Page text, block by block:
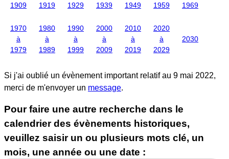
1909
1919
1929
1939
1949
1959
1969
1970
à
1979
1980
à
1989
1990
à
1999
2000
à
2009
2010
à
2019
2020
à
2029
2030
Si j'ai oublié un évènement important relatif au 9 mai 2022,
merci de m'envoyer un message.
Pour faire une autre recherche dans le
calendrier des évènements historiques,
veuillez saisir un ou plusieurs mots clé, un
mois, une année ou une date :